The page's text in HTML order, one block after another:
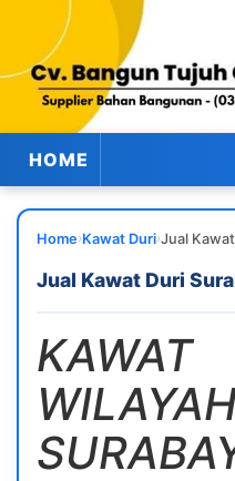
HOME
Home›Kawat Duri›Jual
Jual Kawat Duri